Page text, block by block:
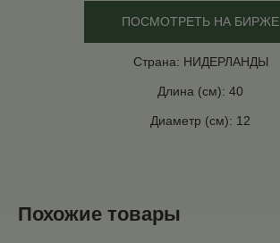
ПОСМОТРЕТЬ НА БИРЖЕ
Страна: НИДЕРЛАНДЫ
Длина (см): 40
Диаметр (см): 12
Похожие товары